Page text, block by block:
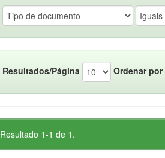
Resultados/Página Ordenar por
Resultado 1-1 de 1.